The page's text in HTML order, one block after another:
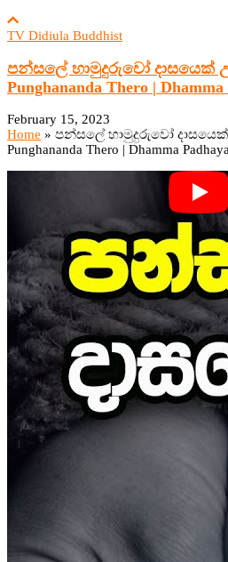
TV Didiula Buddhist
පන්සලේ හාමුදුරුවෝ දාසයෙක්
Punghananda Thero | Dhamma
February 15, 2023
Home » පන්සලේ හාමුදුරුවෝ දාසයෙක්
Punghananda Thero | Dhamma